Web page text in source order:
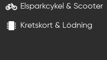
Elsparkcykel & Scooter
Kretskort & Lödning